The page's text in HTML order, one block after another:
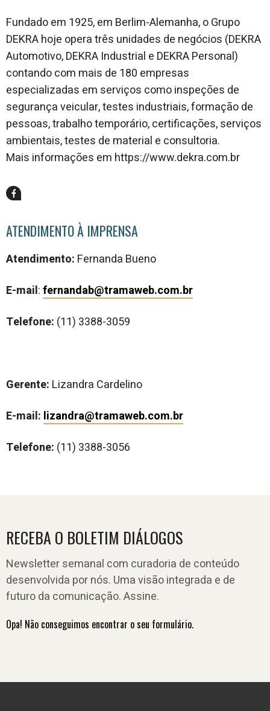
Fundado em 1925, em Berlim-Alemanha, o Grupo
DEKRA hoje opera três unidades de negócios (DEKRA
Automotivo, DEKRA Industrial e DEKRA Personal)
contando com mais de 180 empresas
especializadas em serviços como inspeções de
segurança veicular, testes industriais, formação de
pessoas, trabalho temporário, certificações, serviços
ambientais, testes de material e consultoria.
Mais informações em https://www.dekra.com.br
ATENDIMENTO À IMPRENSA
Atendimento: Fernanda Bueno
E-mail:fernandab@tramaweb.com.br
Telefone: (11) 3388-3059
Gerente: Lizandra Cardelino
E-mail: lizandra@tramaweb.com.br
Telefone: (11) 3388-3056
RECEBA O BOLETIM DIÁLOGOS
Newsletter semanal com curadoria de conteúdo
desenvolvida por nós. Uma visão integrada e de
futuro da comunicação. Assine.
Opa! Não conseguimos encontrar o seu formulário.